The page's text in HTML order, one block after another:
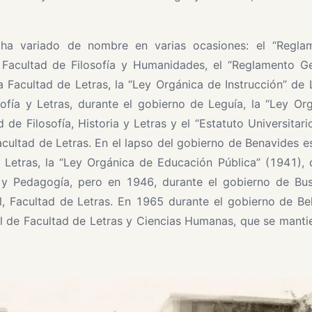
variado de nombre en varias ocasiones: el
de Filosofía y Humanidades, el “Reglamento
de Letras, la “Ley Orgánica de Instrucción” de
y Letras, durante el gobierno de Leguía, la “Ley
de Filosofía, Historia y Letras y el “Estatuto
de Letras. En el lapso del gobierno de Benavides
la “Ley Orgánica de Educación Pública” (1941),
pero en 1946, durante el gobierno de
Facultad de Letras. En 1965 durante el gobierno de
Facultad de Letras y Ciencias Humanas, que se